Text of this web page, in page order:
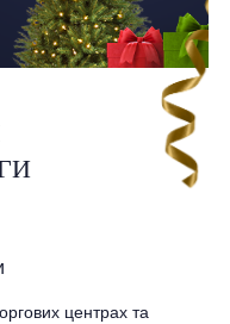
центрах та